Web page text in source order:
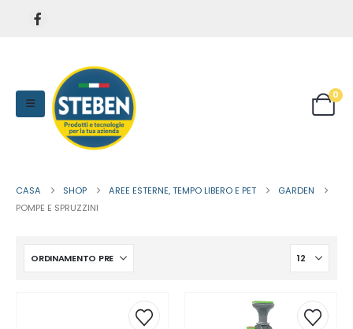
0
CASA SHOP AREE ESTERNE, TEMPO LIBERO E PET
GARDEN
POMPE E SPRUZZINI